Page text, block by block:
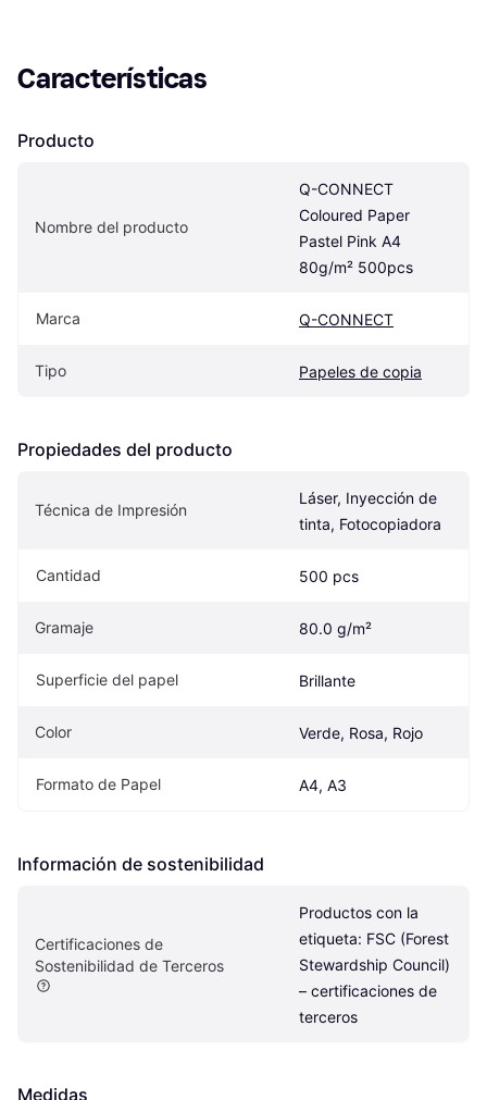
Características
Producto
Nombre del producto
Q-CONNECT
Coloured Paper
Pastel Pink A4
80g/m² 500pcs
Marca Q-CONNECT
Tipo Papeles de copia
Propiedades del producto
Técnica de Impresión
Láser, Inyección de
tinta, Fotocopiadora
Cantidad 500 pcs
Gramaje 80.0 g/m²
Superficie del papel Brillante
Color Verde, Rosa, Rojo
Formato de Papel A4, A3
Información de sostenibilidad
Certificaciones de
Sostenibilidad de Terceros
Productos con la
etiqueta: FSC (Forest
Stewardship Council)
– certificaciones de
terceros
Medidas